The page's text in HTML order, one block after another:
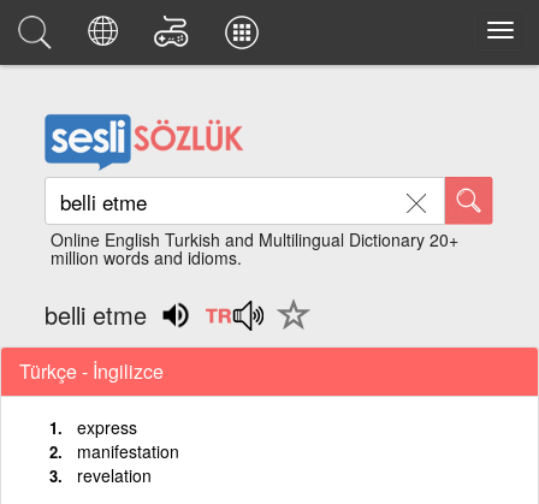
Online English Turkish and Multilingual Dictionary 20+
million words and idioms.
belli etme
Türkçe - İngilizce
express
manifestation
revelation